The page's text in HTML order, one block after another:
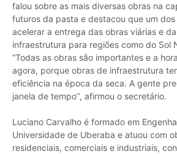
falou sobre as mais diversas obras na
futuros da pasta e destacou que um
acelerar a entrega das obras viárias e
infraestrutura para regiões como do Sol
“Todas as obras são importantes e a
agora, porque obras de infraestrutura
eficiência na época da seca. A gente
janela de tempo’’, afirmou o secretário.
Luciano Carvalho é formado em
Universidade de Uberaba e atuou com
residenciais, comerciais e industriais,